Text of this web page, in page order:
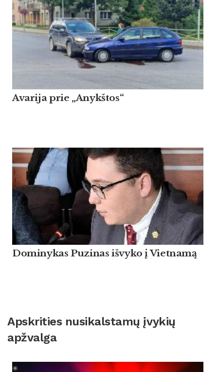
Avarija prie „Anykštos“
Dominykas Puzinas išvyko į Vietnamą
Apskrities nusikalstamų įvykių
apžvalga